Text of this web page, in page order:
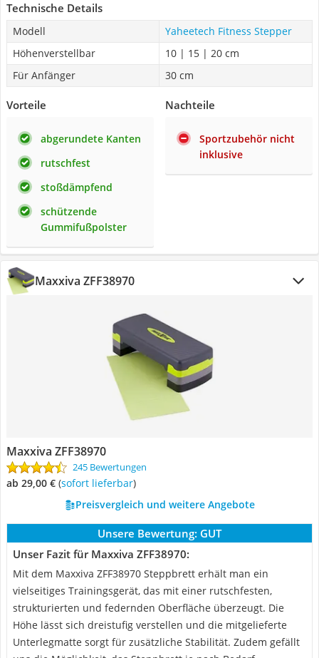
Technische Details
Modell
Yaheetech Fitness Stepper
Höhenverstellbar
10 | 15 | 20 cm
Für Anfänger
30 cm
Vorteile
abgerundete Kanten
rutschfest
stoßdämpfend
schützende
Gummifußpolster
Nachteile
Sportzubehör nicht
inklusive
Maxxiva ZFF38970
Maxxiva ZFF38970
245 Bewertungen
ab 29,00 € ( Sofort lieferbar)
Preisvergleich und weitere Angebote
Unsere Bewertung: GUT
Unser Fazit für Maxxiva ZFF38970:
Mit dem Maxxiva ZFF38970 Steppbrett erhält man ein
vielseitiges Trainingsgerät, das mit einer rutschfesten,
strukturierten und federnden Oberfläche überzeugt. Die
Höhe lässt sich dreistufig verstellen und die mitgelieferte
Unterlegmatte sorgt für zusätzliche Stabilität. Zudem gefällt